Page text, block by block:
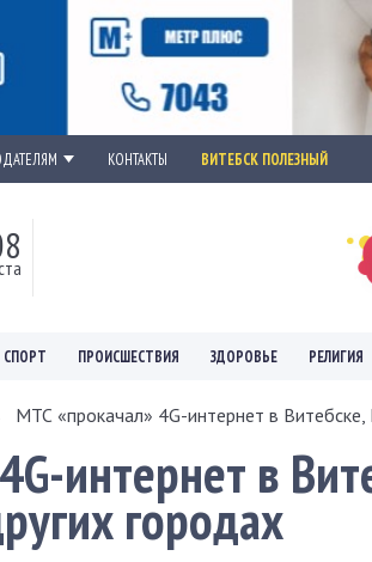
КОНТАКТЫ ВИТЕБСК ПОЛЕЗНЫЙ
СПОРТ ПРОИСШЕСТВИЯ ЗДОРОВЬЕ РЕЛИГИЯ
МТС «прокачал» 4G-интернет в Витебске,
интернет в
городах